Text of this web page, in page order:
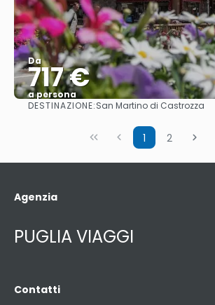
Da
717 €
a persona
Vedere
DESTINAZIONE:San Martino di Castrozza
1 2
Agenzia
PUGLIA VIAGGI
Contatti